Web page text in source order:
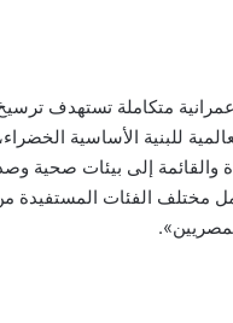
متكاملة تستهدف
للبنية الأساسية
والقائمة إلى بيئات صحية
مختلف الفئات المستفيدة